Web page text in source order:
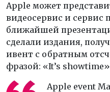
Apple может
видеосервис и сервис
ближайшей
сделали издания,
ивент с обратным
фразой: «It’s
Apple event